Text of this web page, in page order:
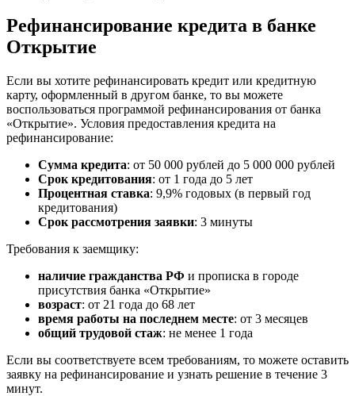
Рефинансирование кредита в банке
Открытие
Если вы хотите рефинансировать кредит или кредитную
карту, оформленный в другом банке, то вы можете
воспользоваться программой рефинансирования от банка
«Открытие». Условия предоставления кредита на
рефинансирование:
Сумма кредита: от 50 000 рублей до 5 000 000 рублей
Срок кредитования: от 1 года до 5 лет
Процентная ставка: 9,9% годовых (в первый год
кредитования)
Срок рассмотрения заявки: 3 минуты
Требования к заемщику:
наличие гражданства РФ и прописка в городе
присутствия банка «Открытие»
возраст: от 21 года до 68 лет
время работы на последнем месте: от 3 месяцев
общий трудовой стаж: не менее 1 года
Если вы соответствуете всем требованиям, то можете оставить
заявку на рефинансирование и узнать решение в течение 3
минут.